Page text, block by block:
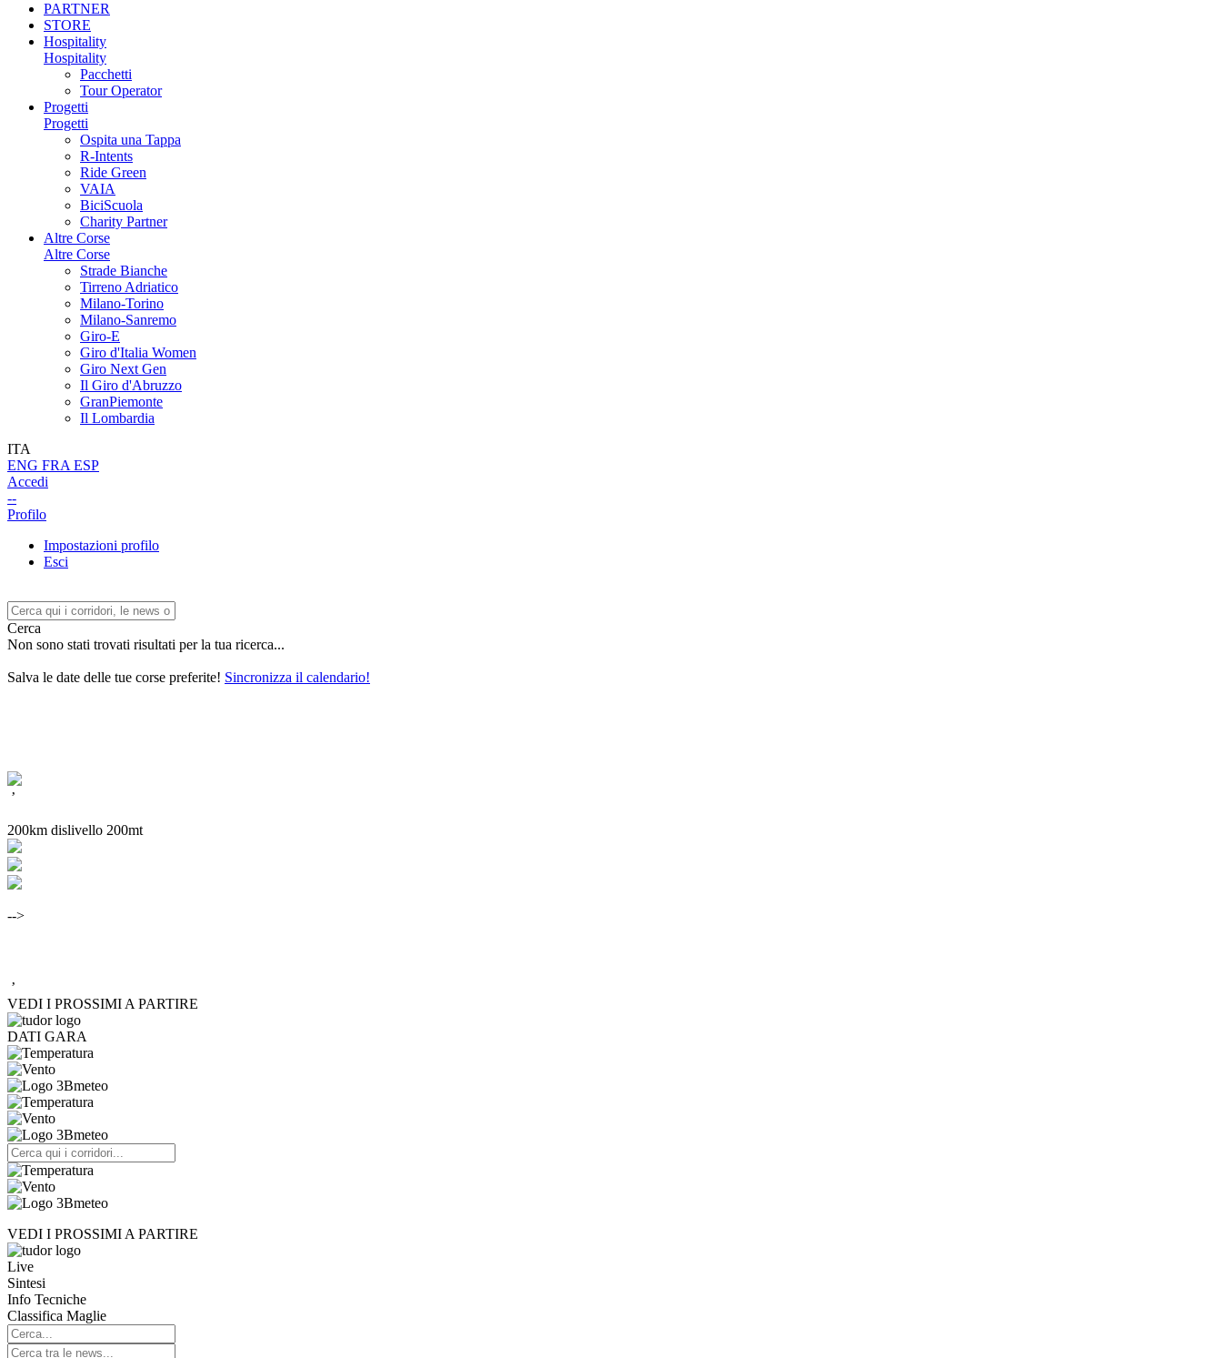
PARTNER
STORE
Hospitality
Hospitality
Pacchetti
Tour Operator
Progetti
Progetti
Ospita una Tappa
R-Intents
Ride Green
VAIA
BiciScuola
Charity Partner
Altre Corse
Altre Corse
Strade Bianche
Tirreno Adriatico
Milano-Torino
Milano-Sanremo
Giro-E
Giro d'Italia Women
Giro Next Gen
Il Giro d'Abruzzo
GranPiemonte
Il Lombardia
ITA
ENG FRA ESP
Accedi
--
Profilo
Impostazioni profilo
Esci
Cerca
Non sono stati trovati risultati per la tua ricerca...
Salva le date delle tue corse preferite! Sincronizza il calendario!
’
200km dislivello 200mt
-->
’
VEDI I PROSSIMI A PARTIRE
DATI GARA
VEDI I PROSSIMI A PARTIRE
Live
Sintesi
Info Tecniche
Classifica Maglie